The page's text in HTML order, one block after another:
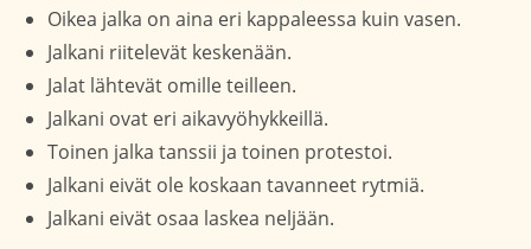
Oikea jalka on aina eri kappaleessa kuin vasen.
Jalkani riitelevät keskenään.
Jalat lähtevät omille teilleen.
Jalkani ovat eri aikavyöhykkeillä.
Toinen jalka tanssii ja toinen protestoi.
Jalkani eivät ole koskaan tavanneet rytmiä.
Jalkani eivät osaa laskea neljään.